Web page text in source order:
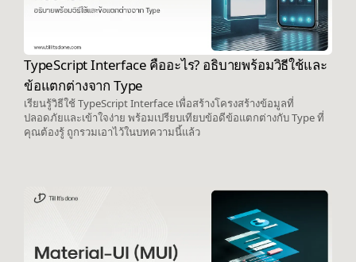
TypeScript Interface คืออะไร? อธิบายพร้อมวิธีใช้และ
ข้อแตกต่างจาก Type
เรียนรู้วิธีใช้ TypeScript Interface เพื่อสร้างโครงสร้างข้อมูลที่
ปลอดภัยและเข้าใจง่าย พร้อมเปรียบเทียบข้อดีข้อแตกต่างกับ Type ที่
คุณต้องรู้ ถูกรวมเอาไว้ในบทความนี้แล้ว